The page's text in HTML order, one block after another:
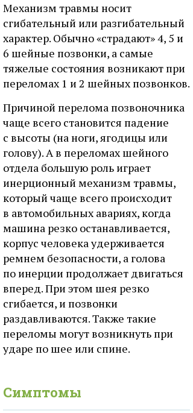
Механизм травмы носит
сгибательный или разгибательный
характер. Обычно «страдают» 4, 5 и
6 шейные позвонки, а самые
тяжелые состояния возникают при
переломах 1 и 2 шейных позвонков.
Причиной перелома позвоночника
чаще всего становится падение
с высоты (на ноги, ягодицы или
голову). А в переломах шейного
отдела большую роль играет
инерционный механизм травмы,
который чаще всего происходит
в автомобильных авариях, когда
машина резко останавливается,
корпус человека удерживается
ремнем безопасности, а голова
по инерции продолжает двигаться
вперед. При этом шея резко
сгибается, и позвонки
раздавливаются. Также такие
переломы могут возникнуть при
ударе по шее или спине.
Симптомы